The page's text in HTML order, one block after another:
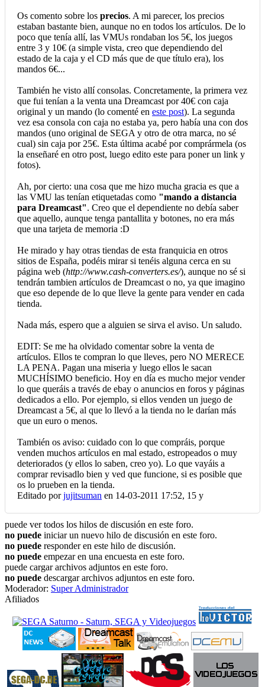
Os comento sobre los precios. A mi parecer, los precios
estaban bastante bien, aunque no en todos los artículos. De lo
poco que tenía allí, las VMUs rondaban los 5€, los juegos
entre 3 y 10€ (a simple vista, creo que dependiendo del
estado de la caja y el CD más que de que título era), los
mandos 6€...
También he visto allí consolas. Concretamente, la primera vez
que fui tenían a la venta una Dreamcast por 40€ con caja
original y un mando (lo comenté en este post). La segunda
vez esa consola con caja no estaba ya, pero había una con dos
mandos (uno original de SEGA y otro de otra marca, no sé
cual) sin caja por 25€. Esta última acabé por comprármela (os
la enseñaré en otro post, luego edito este para poner un link y
fotos).
Ah, por cierto: una cosa que me hizo mucha gracia es que a
las VMU las tenían etiquetadas como "mando a distancia
para Dreamcast". Creo que el dependiente no debía saber
que aquello, aunque tenga pantallita y botones, no era más
que una tarjeta de memoria :D
He mirado y hay otras tiendas de esta franquicia en otros
sitios de España, podéis mirar si tenéis alguna cerca en su
página web (http://www.cash-converters.es/), aunque no sé si
tendrán tambien artículos de Dreamcast o no, ya que imagino
que eso depende de lo que lleve la gente para vender en cada
tienda.
Nada más, espero que a alguien se sirva el aviso. Un saludo.
EDIT: Se me ha olvidado comentar sobre la venta de
artículos. Ellos te compran lo que lleves, pero NO MERECE
LA PENA. Pagan una miseria y luego ellos le sacan
MUCHÍSIMO beneficio. Hoy en día es mucho mejor vender
lo que queráis a través de ebay o anuncios en foros y páginas
dedicados a ello. Por ejemplo, si ellos venden un juego de
Dreamcast a 5€, al que lo llevó a la tienda no le darían más
que un euro o menos.
También os aviso: cuidado con lo que compráis, porque
venden muchos artículos en mal estado, estropeados o muy
deteriorados (y ellos lo saben, creo yo). Lo que vayáis a
comprar revisadlo bien y ved que funcione, si es posible que
os lo prueben en la tienda.
Editado porjujitsuman en 14-03-2011 17:52, 15 y
puede ver todos los hilos de discusión en este foro.
no puede iniciar un nuevo hilo de discusión en este foro.
no puede responder en este hilo de discusión.
no puede empezar en una encuesta en este foro.
puede cargar archivos adjuntos en este foro.
no puede descargar archivos adjuntos en este foro.
Moderador: Super Administrador
Afiliados